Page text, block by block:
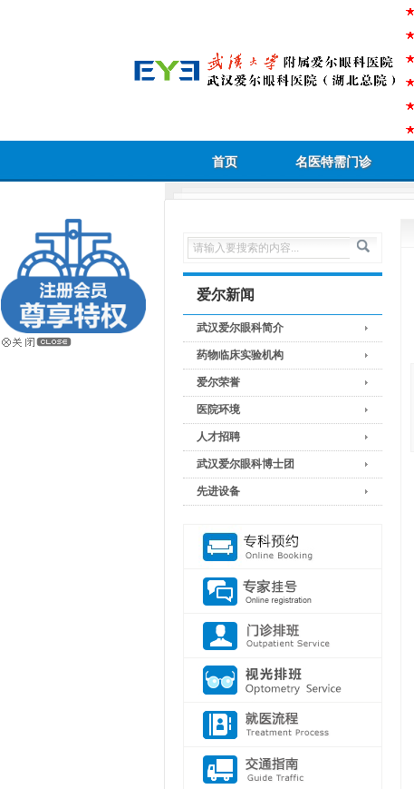
首页 名医特需门诊
爱尔新闻
武汉爱尔眼科简介
药物临床实验机构
爱尔荣誉
医院环境
人才招聘
武汉爱尔眼科博士团
先进设备